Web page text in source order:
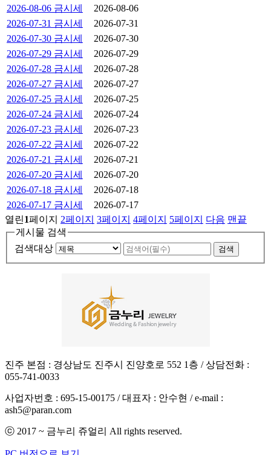
2026-08-06 금시세
2026-08-06
2026-07-31 금시세
2026-07-31
2026-07-30 금시세
2026-07-30
2026-07-29 금시세
2026-07-29
2026-07-28 금시세
2026-07-28
2026-07-27 금시세
2026-07-27
2026-07-25 금시세
2026-07-25
2026-07-24 금시세
2026-07-24
2026-07-23 금시세
2026-07-23
2026-07-22 금시세
2026-07-22
2026-07-21 금시세
2026-07-21
2026-07-20 금시세
2026-07-20
2026-07-18 금시세
2026-07-18
2026-07-17 금시세
2026-07-17
열린1페이지 2페이지 3페이지 4페이지 5페이지 다음 맨끝
게시물 검색
검색대상
진주 본점 : 경상남도 진주시 진양호로 552 1층 / 상담전화 :
055-741-0033
사업자번호 : 695-15-00175 / 대표자 : 안수현 / e-mail :
ash5@paran.com
ⓒ 2017 ~ 금누리 쥬얼리 All rights reserved.